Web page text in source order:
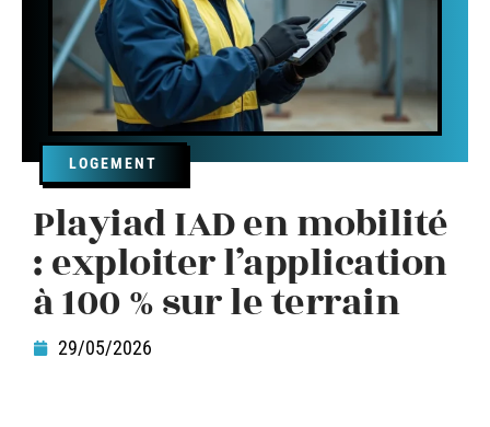
LOGEMENT
Playiad IAD en mobilité
: exploiter l’application
à 100 % sur le terrain
29/05/2026